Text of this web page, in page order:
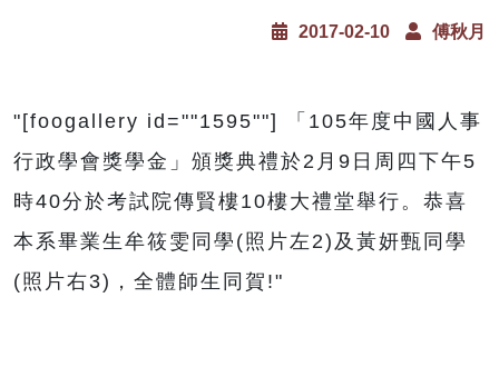
2017-02-10 傅秋月
"[foogallery id=""1595""] 「105年度中國人事
行政學會獎學金」頒獎典禮於2月9日周四下午5
時40分於考試院傳賢樓10樓大禮堂舉行。恭喜
本系畢業生牟筱雯同學(照片左2)及黃妍甄同學
(照片右3)，全體師生同賀!"